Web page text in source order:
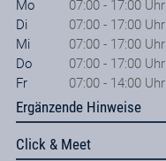
Mo
07:00 - 17:00 Uhr
Di
07:00 - 17:00 Uhr
Mi
07:00 - 17:00 Uhr
Do
07:00 - 17:00 Uhr
Fr
07:00 - 14:00 Uhr
Ergänzende Hinweise
Click & Meet